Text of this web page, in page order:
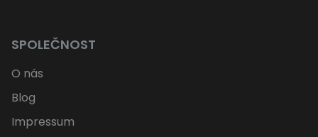
SPOLEČNOST
O nás
Blog
Impressum